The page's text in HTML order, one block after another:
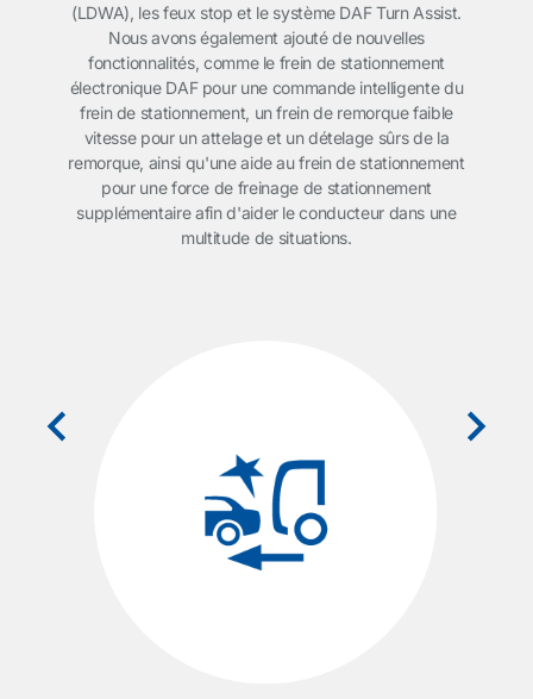
(LDWA), les feux stop et le système DAF Turn Assist.
Nous avons également ajouté de nouvelles
fonctionnalités, comme le frein de stationnement
électronique DAF pour une commande intelligente du
frein de stationnement, un frein de remorque faible
vitesse pour un attelage et un dételage sûrs de la
remorque, ainsi qu'une aide au frein de stationnement
pour une force de freinage de stationnement
supplémentaire afin d'aider le conducteur dans une
multitude de situations.